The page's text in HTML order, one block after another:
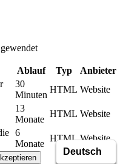
Ablauf Typ
Anbieter
30
Minuten
HTML Website
13
Monate
HTML Website
6
Monate
HTML Website